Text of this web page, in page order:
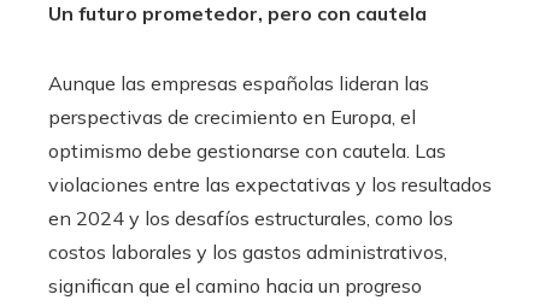
Un futuro prometedor, pero con cautela
Aunque las empresas españolas lideran las
perspectivas de crecimiento en Europa, el
optimismo debe gestionarse con cautela. Las
violaciones entre las expectativas y los resultados
en 2024 y los desafíos estructurales, como los
costos laborales y los gastos administrativos,
significan que el camino hacia un progreso